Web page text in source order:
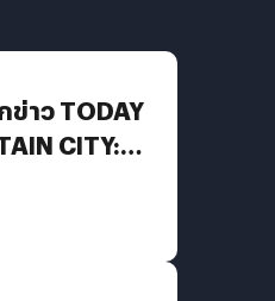
าว TODAY
CITY:
รษฐกิจสี